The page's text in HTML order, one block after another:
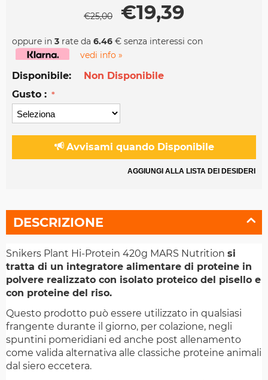
€25,00 €19,39
oppure in 3 rate da 6.46 € senza interessi con
vedi info »
Disponibile:
Non Disponibile
Gusto :
Avvisami quando Disponibile
AGGIUNGI ALLA LISTA DEI DESIDERI
DESCRIZIONE
Snikers Plant Hi-Protein 420g MARS Nutrition si
tratta di un integratore alimentare di proteine in
polvere realizzato con isolato proteico del pisello e
con proteine del riso.
Questo prodotto può essere utilizzato in qualsiasi
frangente durante il giorno, per colazione, negli
spuntini pomeridiani ed anche post allenamento
come valida alternativa alle classiche proteine animali
dal siero eccetera.